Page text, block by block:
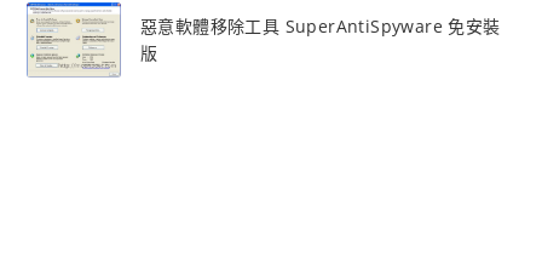
惡意軟體移除工具 SuperAntiSpyware 免安裝
版